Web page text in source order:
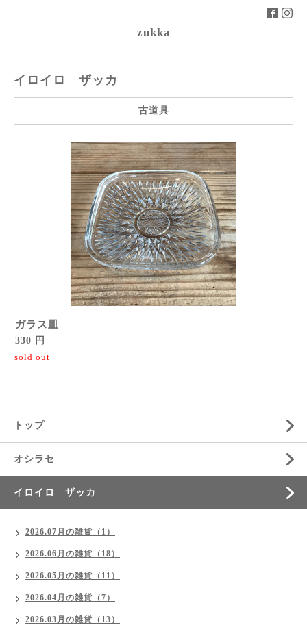
zukka
イロイロ ザッカ
古道具
ガラス皿
330 円
sold out
トップ
オシラセ
イロイロ ザッカ
2026.07月の雑貨（1）
2026.06月の雑貨（18）
2026.05月の雑貨（11）
2026.04月の雑貨（7）
2026.03月の雑貨（13）